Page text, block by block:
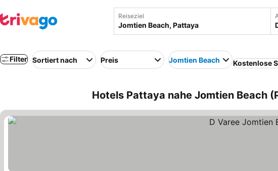
Reiseziel
Filter Sortiert nach Preis Jomtien Beach Kostenlose
Hotels Pattaya nahe Jomtien Beach